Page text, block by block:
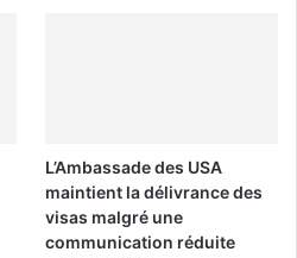
L’Ambassade des USA
maintient la délivrance des
visas malgré une
communication réduite